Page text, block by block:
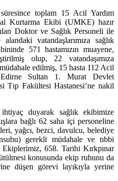
toplam 15 Acil Yardım
Kurtarma Ekibi (UMKE) hazır
Doktor ve Sağlık Personeli ile
vatandaşlarımıza sağlık
571 hastamızın muayene,
olup, 22 vatandaşımıza
edilmiş, 15 hasta 112 Acil
Edirne Sultan 1. Murat Devlet
Tıp Fakültesi Hastanesi’ne nakil
duyarak sağlık ekibimize
bağlı 62 saha içi personeline
yağcı, bezci, davulcu, belediye
gerekli müdahale ve tıbbi
Ekiplerimiz, 658. Tarihi Kırkpınar
konusunda ekip ruhunu da
düşen görevi layıkıyla yerine